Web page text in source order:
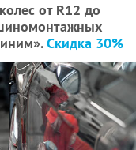
от R12 до
Скидка 30%